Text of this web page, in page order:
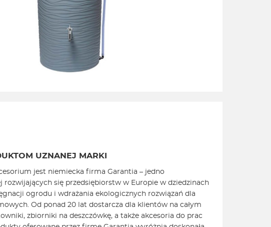
UZNANEJ MARKI
jest niemiecka firma Garantia – jedno
rozwijających się przedsiębiorstw w Europie w dziedzinach
ogrodu i wdrażania ekologicznych rozwiązań dla
Od ponad 20 lat dostarcza dla klientów na całym
zbiorniki na deszczówkę, a także akcesoria do prac